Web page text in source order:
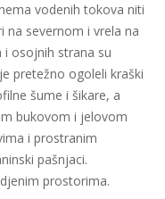
vodenih tokova niti
na severnom i vrela na
osojnih strana su
pretežno ogoleli kraški
šume i šikare, a
bukovom i jelovom
i prostranim
pašnjaci.
prostorima.